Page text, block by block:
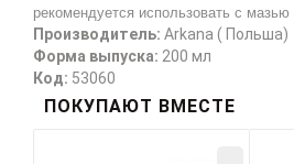
рекомендуется использовать с мазью
Производитель: Arkana ( Польша)
Форма выпуска: 200 мл
Код: 53060
ПОКУПАЮТ ВМЕСТЕ